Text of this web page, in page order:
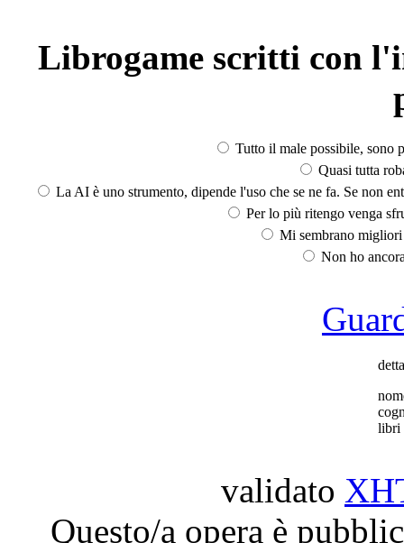
Librogame scritti con
Tutto il male possibile, sono
Quasi tutta
La AI è uno strumento, dipende l'uso che se ne fa. Se non
Per lo più ritengo venga
Mi sembrano
Non ho
libri
validato
Questo/a opera è